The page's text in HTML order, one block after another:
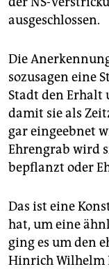
ausgeschlossen.
Die
sozusagen eine
Stadt den Erhalt
damit sie als
gar eingeebnet
Ehrengrab wird
bepflanzt oder
Das ist eine
hat, um eine
ging es um den
Hinrich Wilhelm